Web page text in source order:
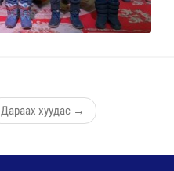
Дараах хуудас →